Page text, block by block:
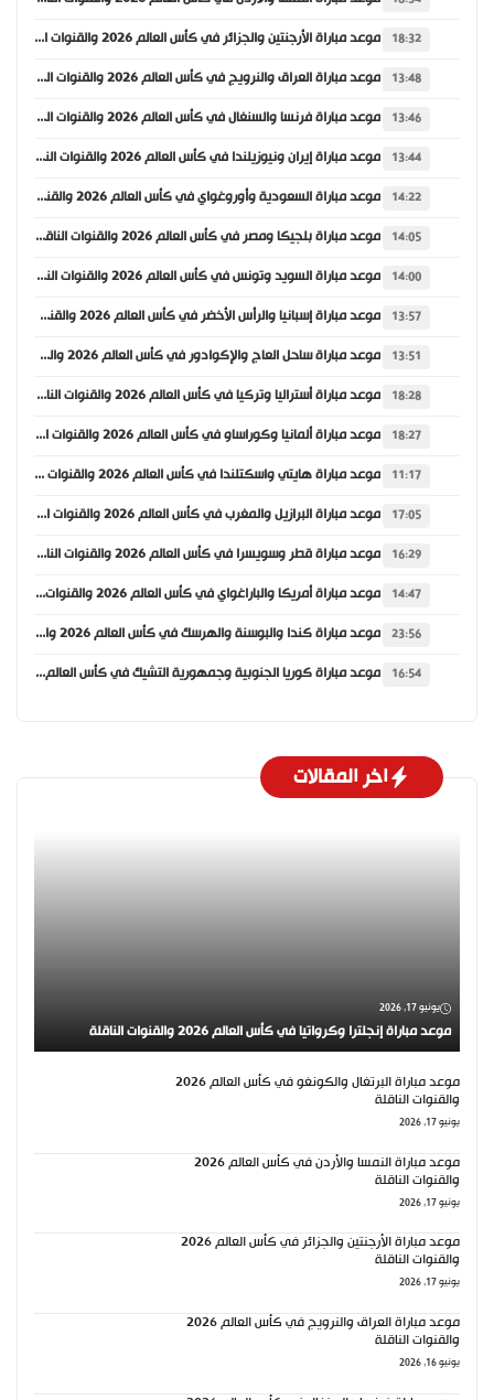
18:32 موعد مباراة الأرجنتين والجزائر في كأس العالم 2026 والقنوات الناقلة
13:48 موعد مباراة العراق والنرويج في كأس العالم 2026 والقنوات الناقلة
13:46 موعد مباراة فرنسا والسنغال في كأس العالم 2026 والقنوات الناقلة
13:44 موعد مباراة إيران ونيوزيلندا في كأس العالم 2026 والقنوات الناقلة
14:22 موعد مباراة السعودية وأوروغواي في كأس العالم 2026 والقنوات الناقلة
14:05 موعد مباراة بلجيكا ومصر في كأس العالم 2026 والقنوات الناقلة
14:00 موعد مباراة السويد وتونس في كأس العالم 2026 والقنوات الناقلة
13:57 موعد مباراة إسبانيا والرأس الأخضر في كأس العالم 2026 والقنوات الناقلة
13:51 موعد مباراة ساحل العاج والإكوادور في كأس العالم 2026 والقنوات الناقلة
18:28 موعد مباراة أستراليا وتركيا في كأس العالم 2026 والقنوات الناقلة
18:27 موعد مباراة ألمانيا وكوراساو في كأس العالم 2026 والقنوات الناقلة
11:17 موعد مباراة هايتي واسكتلندا في كأس العالم 2026 والقنوات الناقلة
17:05 موعد مباراة البرازيل والمغرب في كأس العالم 2026 والقنوات الناقلة
16:29 موعد مباراة قطر وسويسرا في كأس العالم 2026 والقنوات الناقلة
14:47 موعد مباراة أمريكا والباراغواي في كأس العالم 2026 والقنوات الناقلة
23:56 موعد مباراة كندا والبوسنة والهرسك في كأس العالم 2026 والقنوات الناقلة
16:54 موعد مباراة كوريا الجنوبية وجمهورية التشيك في كأس العالم 2026 والقنوات الناقلة
اخر المقالات
يونيو 17, 2026
موعد مباراة إنجلترا وكرواتيا في كأس العالم 2026 والقنوات الناقلة
موعد مباراة البرتغال والكونغو في كأس العالم 2026
والقنوات الناقلة
يونيو 17, 2026
موعد مباراة النمسا والأردن في كأس العالم 2026
والقنوات الناقلة
يونيو 17, 2026
موعد مباراة الأرجنتين والجزائر في كأس العالم 2026
والقنوات الناقلة
يونيو 17, 2026
موعد مباراة العراق والنرويج في كأس العالم 2026
والقنوات الناقلة
يونيو 16, 2026